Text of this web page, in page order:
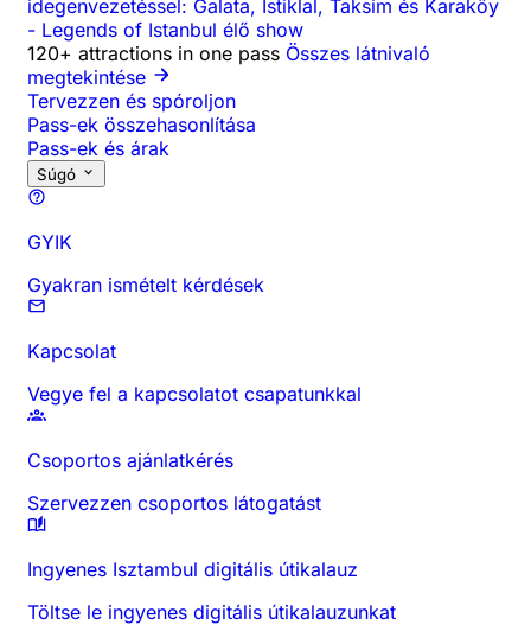
idegenvezetéssel: Galata, Istiklal, Taksim és Karaköy
- Legends of Istanbul élő show
120+ attractions in one pass Összes látnivaló
megtekintése
Tervezzen és spóroljon
Pass-ek összehasonlítása
Pass-ek és árak
Súgó
GYIK
Gyakran ismételt kérdések
Kapcsolat
Vegye fel a kapcsolatot csapatunkkal
Csoportos ajánlatkérés
Szervezzen csoportos látogatást
Ingyenes Isztambul digitális útikalauz
Töltse le ingyenes digitális útikalauzunkat